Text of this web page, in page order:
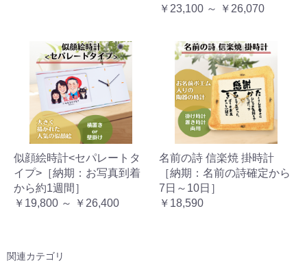
￥23,100 ～ ￥26,070
似顔絵時計<セパレートタ
イプ>［納期：お写真到着
から約1週間］
￥19,800 ～ ￥26,400
名前の詩 信楽焼 掛時計
［納期：名前の詩確定から
7日～10日］
￥18,590
関連カテゴリ